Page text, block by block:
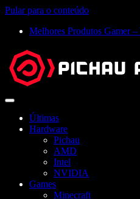
Pular para o conteúdo
Melhores Produtos Gamer
Abrir
Últimas
Hardware
Pichau
AMD
Intel
NVIDIA
Games
Minecraft